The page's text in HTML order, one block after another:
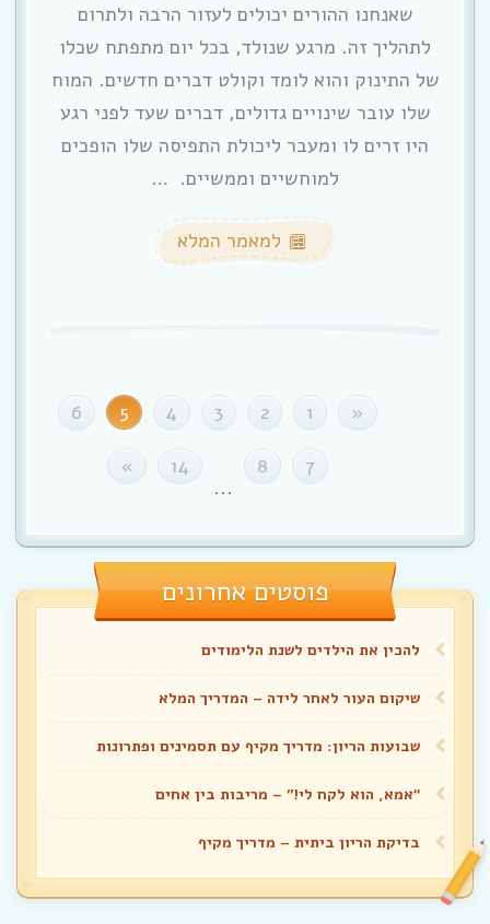
שאנחנו ההורים יכולים לעזור הרבה ולתרום
לתהליך זה. מרגע שנולד, בכל יום מתפתח שכלו
של התינוק והוא לומד וקולט דברים חדשים. המוח
שלו עובר שינויים גדולים, דברים שעד לפני רגע
היו זרים לו ומעבר ליכולת התפיסה שלו הופכים
למוחשיים וממשיים. …
למאמר המלא
«
1
2
3
4
5
6
7
8
...
14
»
פוסטים אחרונים
להכין את הילדים לשנת הלימודים
שיקום העור לאחר לידה – המדריך המלא
שבועות הריון: מדריך מקיף עם תסמינים ופתרונות
“אמא, הוא לקח לי!” – מריבות בין אחים
בדיקת הריון ביתית – מדריך מקיף